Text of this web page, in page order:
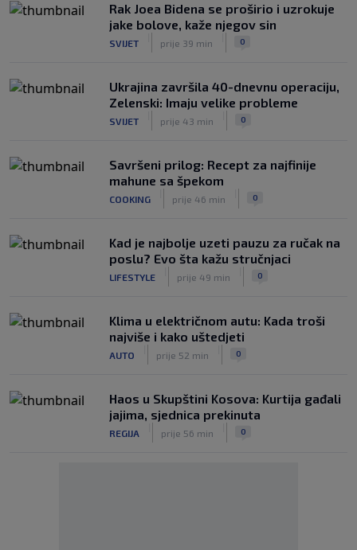
Rak Joea Bidena se proširio i uzrokuje
jake bolove, kaže njegov sin
SVIJET prije 39 min 0
Ukrajina završila 40-dnevnu operaciju,
Zelenski: Imaju velike probleme
SVIJET prije 43 min 0
Savršeni prilog: Recept za najfinije
mahune sa špekom
COOKING prije 46 min 0
Kad je najbolje uzeti pauzu za ručak na
poslu? Evo šta kažu stručnjaci
LIFESTYLE prije 49 min 0
Klima u električnom autu: Kada troši
najviše i kako uštedjeti
AUTO prije 52 min 0
Haos u Skupštini Kosova: Kurtija gađali
jajima, sjednica prekinuta
REGIJA prije 56 min 0